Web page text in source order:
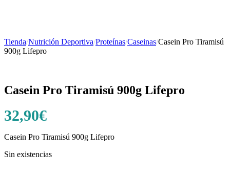
Tienda/Nutrición Deportiva/Proteínas/Caseinas/Casein Pro Tiramisú
900g Lifepro
Casein Pro Tiramisú 900g Lifepro
32,90€
Casein Pro Tiramisú 900g Lifepro
Sin existencias